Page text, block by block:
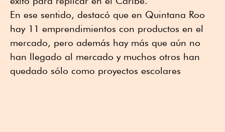
En ese sentido, destacó que en Quintana Roo
hay 11 emprendimientos con productos en el
mercado, pero además hay más que aún no
han llegado al mercado y muchos otros han
quedado sólo como proyectos escolares